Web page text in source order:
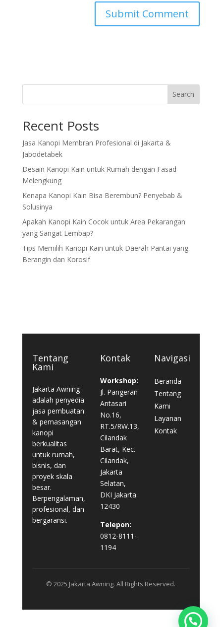
Search
Recent Posts
Jasa Kanopi Membran Profesional di Jakarta &
Jabodetabek
Desain Kanopi Kain untuk Rumah dengan Fasad
Melengkung
Kenapa Kanopi Kain Bisa Berembun? Penyebab &
Solusinya
Apakah Kanopi Kain Cocok untuk Area Pekarangan
yang Sangat Lembap?
Tips Memilih Kanopi Kain untuk Daerah Pantai yang
Berangin dan Korosif
Tentang
Kami
Jakarta Awning
adalah penyedia
jasa pembuatan
& pemasangan
kanopi
berkualitas
untuk rumah,
bisnis, dan
proyek skala
besar.
Berpengalaman,
profesional, dan
bergaransi.
Kontak
Workshop:
Jl. Pangeran
Antasari
No.16,
RT.5/RW.13,
Cilandak
Barat, Kec.
Cilandak,
Jakarta
Selatan,
DKI Jakarta
12430
Telepon:
0812-8111-
1194
Navigasi
Beranda
Tentang
Kami
Layanan
Kontak
© 2025 Jakarta Awning. All Rights Reserved.